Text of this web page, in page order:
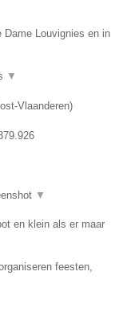
Dame Louvignies en in
▼
Vlaanderen)
▼
en klein als er maar
feesten,